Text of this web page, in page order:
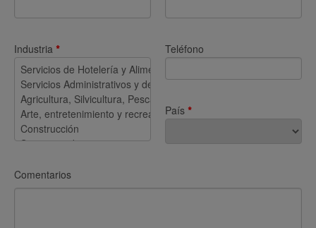
Industria * Teléfono
País *
Comentarios